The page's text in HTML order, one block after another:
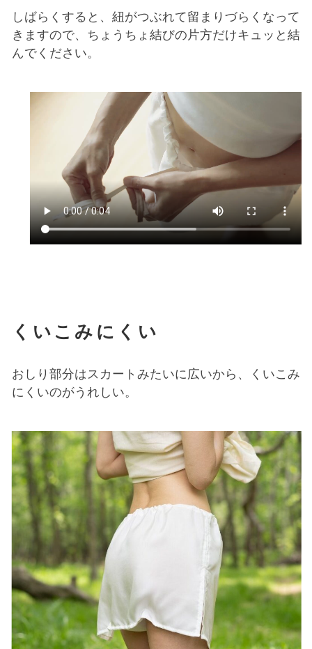
しばらくすると、紐がつぶれて留まりづらくなって
きますので、ちょうちょ結びの片方だけキュッと結
んでください。
くいこみにくい
おしり部分はスカートみたいに広いから、くいこみ
にくいのがうれしい。